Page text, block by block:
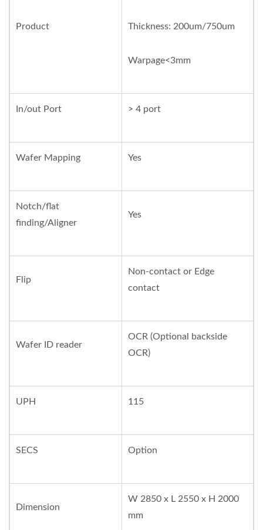
Product Thickness: 200um/750um
Warpage<3mm
In/out Port > 4 port
Wafer Mapping Yes
Notch/flat
finding/Aligner
Yes
Flip
Non-contact or Edge
contact
Wafer ID reader
OCR (Optional backside
OCR)
UPH 115
SECS Option
Dimension
W 2850 x L 2550 x H 2000
mm